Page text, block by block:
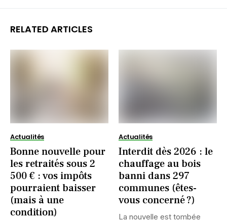
RELATED ARTICLES
Actualités
Bonne nouvelle pour
les retraités sous 2
500 € : vos impôts
pourraient baisser
(mais à une
condition)
Actualités
Interdit dès 2026 : le
chauffage au bois
banni dans 297
communes (êtes-
vous concerné ?)
La nouvelle est tombée